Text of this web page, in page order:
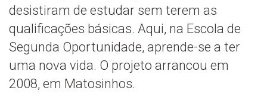
desistiram de estudar sem terem as
qualificações básicas. Aqui, na Escola de
Segunda Oportunidade, aprende-se a ter
uma nova vida. O projeto arrancou em
2008, em Matosinhos.